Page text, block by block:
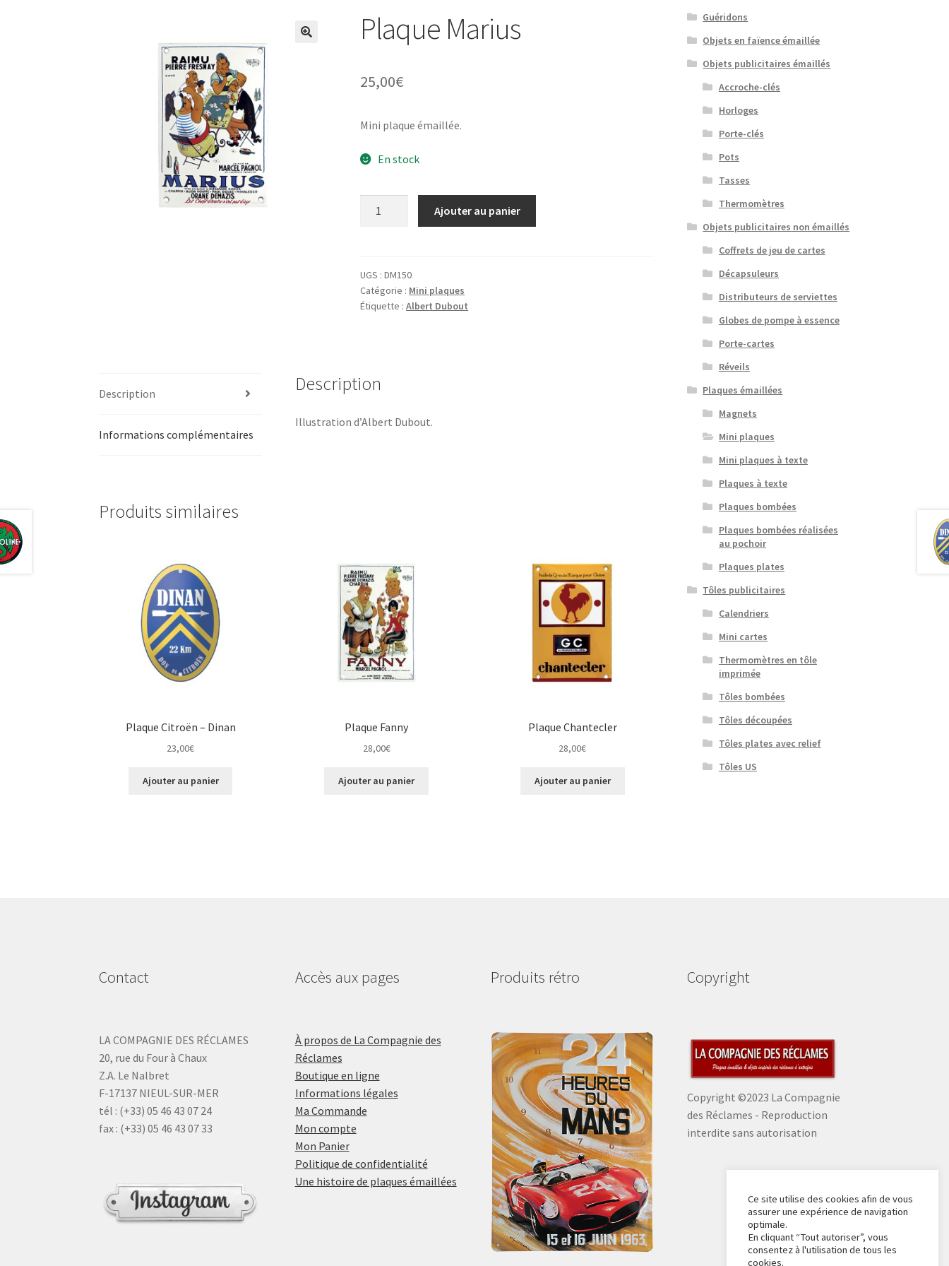
Plaque Marius
25,00€
Mini plaque émaillée.
En stock
Ajouter au panier
UGS :DM150
Catégorie : Mini plaques
Étiquette :Albert Dubout
Description
Informations complémentaires
Description
Illustration d’Albert Dubout.
Produits similaires
Plaque Citroën – Dinan
23,00€
Ajouter au panier
Plaque Fanny
28,00€
Ajouter au panier
Plaque Chantecler
28,00€
Ajouter au panier
Guéridons
Objets en faïence émaillée
Objets publicitaires émaillés
Accroche-clés
Horloges
Porte-clés
Pots
Tasses
Thermomètres
Objets publicitaires non émaillés
Coffrets de jeu de cartes
Décapsuleurs
Distributeurs de serviettes
Globes de pompe à essence
Porte-cartes
Réveils
Plaques émaillées
Magnets
Mini plaques
Mini plaques à texte
Plaques à texte
Plaques bombées
Plaques bombées réalisées
au pochoir
Plaques plates
Tôles publicitaires
Calendriers
Mini cartes
Thermomètres en tôle
imprimée
Tôles bombées
Tôles découpées
Tôles plates avec relief
Tôles US
Contact
LA COMPAGNIE DES RÉCLAMES
20, rue du Four à Chaux
Z.A. Le Nalbret
F-17137 NIEUL-SUR-MER
tél : (+33) 05 46 43 07 24
fax : (+33) 05 46 43 07 33
Accès aux pages
À propos de La Compagnie des
Réclames
Boutique en ligne
Informations légales
Ma Commande
Mon compte
Mon Panier
Politique de confidentialité
Une histoire de plaques émaillées
Produits rétro Copyright
Copyright ©2023 La Compagnie
des Réclames - Reproduction
interdite sans autorisation
Ce site utilise des cookies afin de vous
assurer une expérience de navigation
optimale.
En cliquant “Tout autoriser”, vous
consentez à l'utilisation de tous les
cookies.